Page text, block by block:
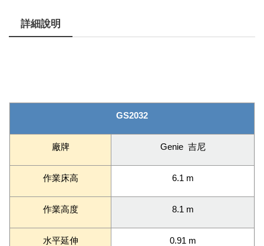
詳細說明
GS2032
廠牌 Genie 吉尼
作業床高 6.1 m
作業高度 8.1 m
水平延伸 0.91 m